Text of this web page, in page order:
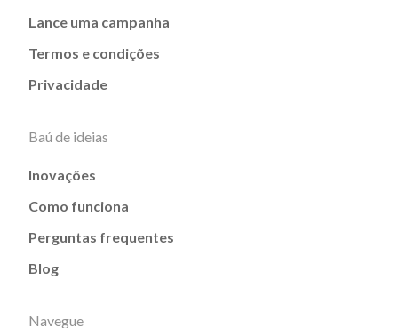
Lance uma campanha
Termos e condições
Privacidade
Baú de ideias
Inovações
Como funciona
Perguntas frequentes
Blog
Navegue